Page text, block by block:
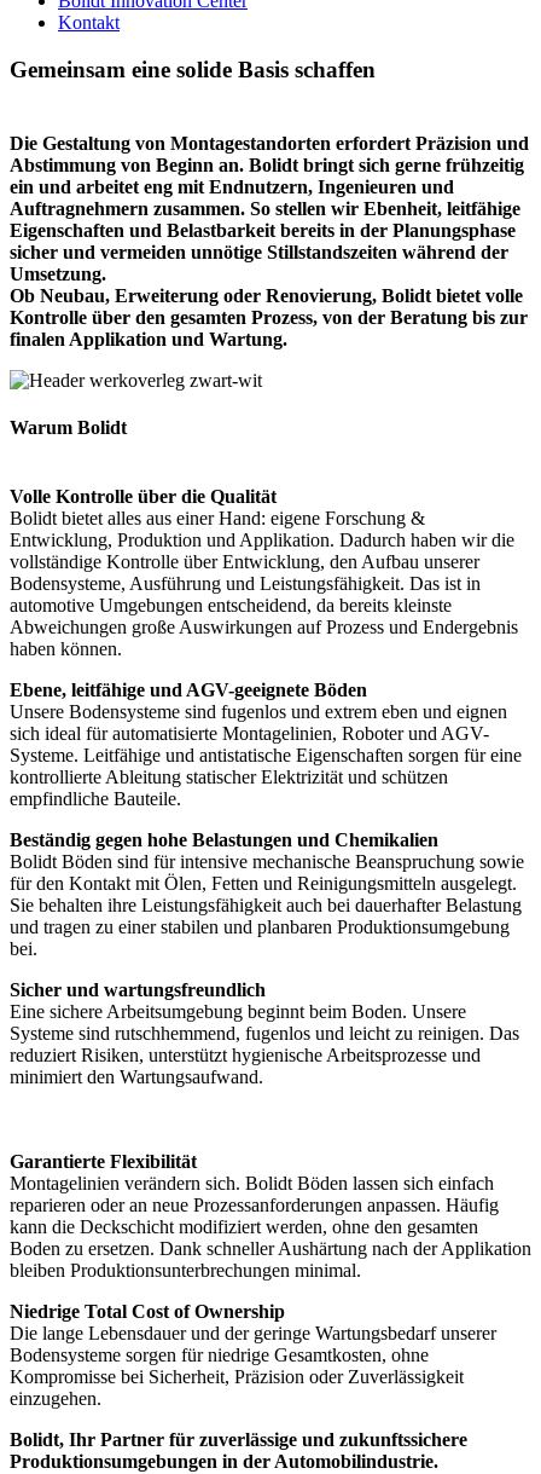
Kontakt
Gemeinsam eine solide Basis schaffen
Die Gestaltung von Montagestandorten erfordert Präzision und
Abstimmung von Beginn an. Bolidt bringt sich gerne frühzeitig
ein und arbeitet eng mit Endnutzern, Ingenieuren und
Auftragnehmern zusammen. So stellen wir Ebenheit, leitfähige
Eigenschaften und Belastbarkeit bereits in der Planungsphase
sicher und vermeiden unnötige Stillstandszeiten während der
Umsetzung.
Ob Neubau, Erweiterung oder Renovierung, Bolidt bietet volle
Kontrolle über den gesamten Prozess, von der Beratung bis zur
finalen Applikation und Wartung.
Warum Bolidt
Volle Kontrolle über die Qualität
Bolidt bietet alles aus einer Hand: eigene Forschung &
Entwicklung, Produktion und Applikation. Dadurch haben wir die
vollständige Kontrolle über Entwicklung, den Aufbau unserer
Bodensysteme, Ausführung und Leistungsfähigkeit. Das ist in
automotive Umgebungen entscheidend, da bereits kleinste
Abweichungen große Auswirkungen auf Prozess und Endergebnis
haben können.
Ebene, leitfähige und AGV-geeignete Böden
Unsere Bodensysteme sind fugenlos und extrem eben und eignen
sich ideal für automatisierte Montagelinien, Roboter und AGV-
Systeme. Leitfähige und antistatische Eigenschaften sorgen für eine
kontrollierte Ableitung statischer Elektrizität und schützen
empfindliche Bauteile.
Beständig gegen hohe Belastungen und Chemikalien
Bolidt Böden sind für intensive mechanische Beanspruchung sowie
für den Kontakt mit Ölen, Fetten und Reinigungsmitteln ausgelegt.
Sie behalten ihre Leistungsfähigkeit auch bei dauerhafter Belastung
und tragen zu einer stabilen und planbaren Produktionsumgebung
bei.
Sicher und wartungsfreundlich
Eine sichere Arbeitsumgebung beginnt beim Boden. Unsere
Systeme sind rutschhemmend, fugenlos und leicht zu reinigen. Das
reduziert Risiken, unterstützt hygienische Arbeitsprozesse und
minimiert den Wartungsaufwand.
Garantierte Flexibilität
Montagelinien verändern sich. Bolidt Böden lassen sich einfach
reparieren oder an neue Prozessanforderungen anpassen. Häufig
kann die Deckschicht modifiziert werden, ohne den gesamten
Boden zu ersetzen. Dank schneller Aushärtung nach der Applikation
bleiben Produktionsunterbrechungen minimal.
Niedrige Total Cost of Ownership
Die lange Lebensdauer und der geringe Wartungsbedarf unserer
Bodensysteme sorgen für niedrige Gesamtkosten, ohne
Kompromisse bei Sicherheit, Präzision oder Zuverlässigkeit
einzugehen.
Bolidt, Ihr Partner für zuverlässige und zukunftssichere
Produktionsumgebungen in der Automobilindustrie.